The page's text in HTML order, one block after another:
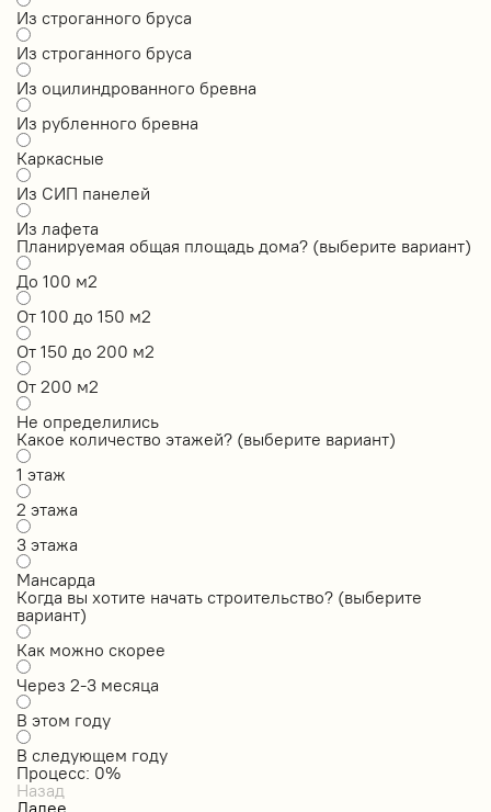
Из строганного бруса
Из строганного бруса
Из оцилиндрованного бревна
Из рубленного бревна
Каркасные
Из СИП панелей
Из лафета
Планируемая общая площадь дома? (выберите вариант)
До 100 м2
От 100 до 150 м2
От 150 до 200 м2
От 200 м2
Не определились
Какое количество этажей? (выберите вариант)
1 этаж
2 этажа
3 этажа
Мансарда
Когда вы хотите начать строительство? (выберите
вариант)
Как можно скорее
Через 2-3 месяца
В этом году
В следующем году
Процесс: 0%
Назад